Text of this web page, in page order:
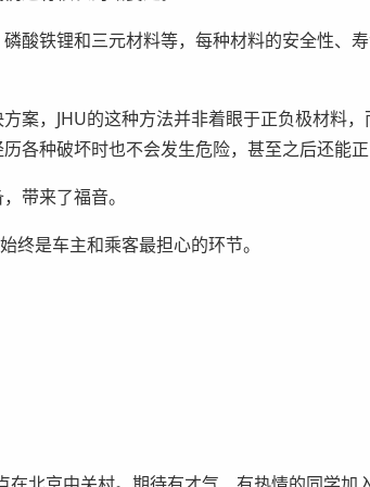
酸铁锂和三元材料等，每种材料的安全性、寿
案，JHU的这种方法并非着眼于正负极材料
各种破坏时也不会发生危险，甚至之后还能
带来了福音。
终是车主和乘客最担心的环节。